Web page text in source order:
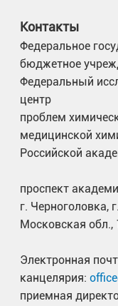
Контакты
Федеральное
бюджетное
Федеральный
центр
проблем
медицинской
Российской
проспект
г. Черноголовка,
Московская обл.,
Электронная
канцелярия:
приемная